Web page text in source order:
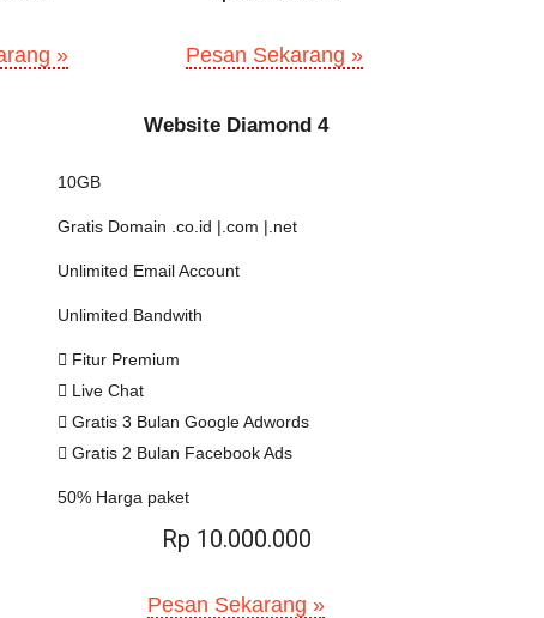
» Pesan Sekarang »
Website Diamond 4
10GB
Gratis Domain .co.id |.com |.net
Unlimited Email Account
Unlimited Bandwith
Fitur Premium
Live Chat
Gratis 3 Bulan Google Adwords
Gratis 2 Bulan Facebook Ads
50% Harga paket
Rp 10.000.000
Pesan Sekarang »